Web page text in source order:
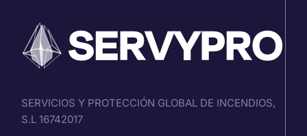
SERVICIOS Y PROTECCIÓN GLOBAL DE INCENDIOS,
S.L 16742017